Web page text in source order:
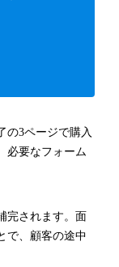
の3ページで購入
必要なフォーム
完されます。面
で、顧客の途中